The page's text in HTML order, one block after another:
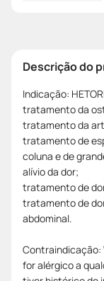
Descrição do
Indicação:
tratamento da
tratamento da
tratamento de
coluna e de
alívio da dor;
tratamento de
tratamento de
abdominal.
Contraindicação:
for alérgico a